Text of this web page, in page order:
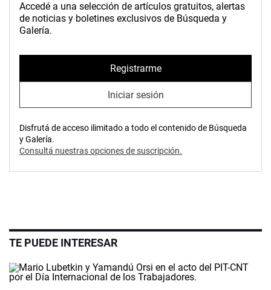
Accedé a una selección de artículos gratuitos, alertas
de noticias y boletines exclusivos de Búsqueda y
Galería.
Registrarme
Iniciar sesión
Disfrutá de acceso ilimitado a todo el contenido de Búsqueda
y Galería.
Consultá nuestras opciones de suscripción.
TE PUEDE INTERESAR